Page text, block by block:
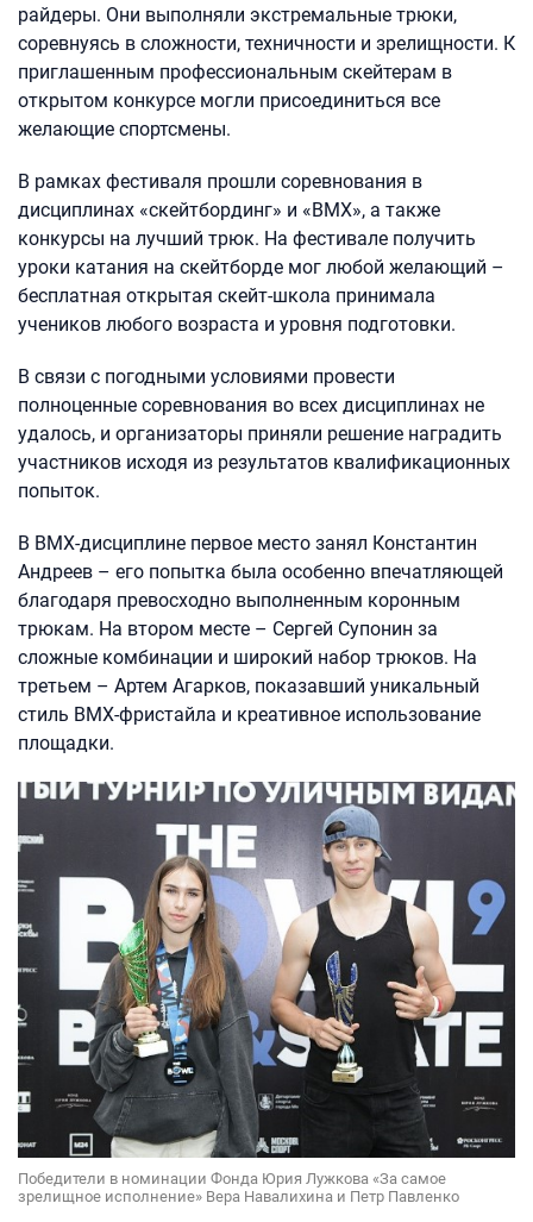
райдеры. Они выполняли экстремальные трюки,
соревнуясь в сложности, техничности и зрелищности. К
приглашенным профессиональным скейтерам в
открытом конкурсе могли присоединиться все
желающие спортсмены.
В рамках фестиваля прошли соревнования в
дисциплинах «скейтбординг» и «BMX», а также
конкурсы на лучший трюк. На фестивале получить
уроки катания на скейтборде мог любой желающий –
бесплатная открытая скейт-школа принимала
учеников любого возраста и уровня подготовки.
В связи с погодными условиями провести
полноценные соревнования во всех дисциплинах не
удалось, и организаторы приняли решение наградить
участников исходя из результатов квалификационных
попыток.
В BMX-дисциплине первое место занял Константин
Андреев – его попытка была особенно впечатляющей
благодаря превосходно выполненным коронным
трюкам. На втором месте – Сергей Супонин за
сложные комбинации и широкий набор трюков. На
третьем – Артем Агарков, показавший уникальный
стиль BMX-фристайла и креативное использование
площадки.
Победители в номинации Фонда Юрия Лужкова «За самое
зрелищное исполнение» Вера Навалихина и Петр Павленко